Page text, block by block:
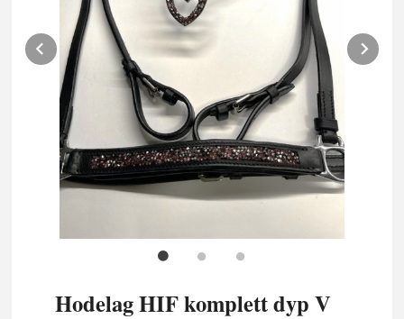
Prev
Hodelag HIF komplett dyp V